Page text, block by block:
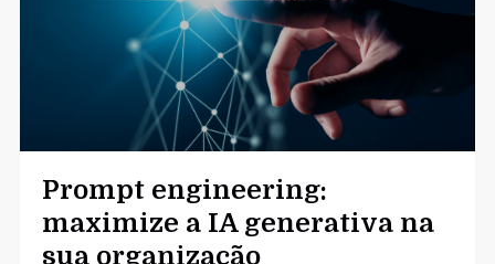
Prompt engineering:
maximize a IA generativa na
sua organização